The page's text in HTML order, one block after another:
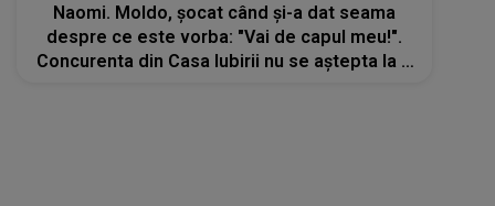
Naomi. Moldo, șocat când și-a dat seama
despre ce este vorba: "Vai de capul meu!".
Concurenta din Casa Iubirii nu se aștepta la o